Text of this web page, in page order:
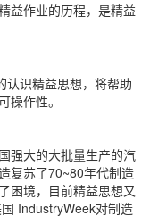
益作业的历程，是精益
认识精益思想，将帮助
操作性。
强大的大批量生产的汽
复苏了70~80年代制造
困境，目前精益思想又
IndustryWeek对制造